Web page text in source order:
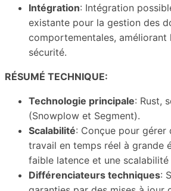
Intégration: Intégration
existante pour la gestion des
comportementales, améliorant
sécurité.
RÉSUMÉ TECHNIQUE:
Technologie principale: Rust,
(Snowplow et Segment).
Scalabilité: Conçue pour gérer
travail en temps réel à grande
faible latence et une scalabilité
Différenciateurs techniques: